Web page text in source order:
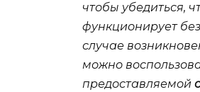
чтобы убедиться,
функционирует без
случае
можно
предоставляемой